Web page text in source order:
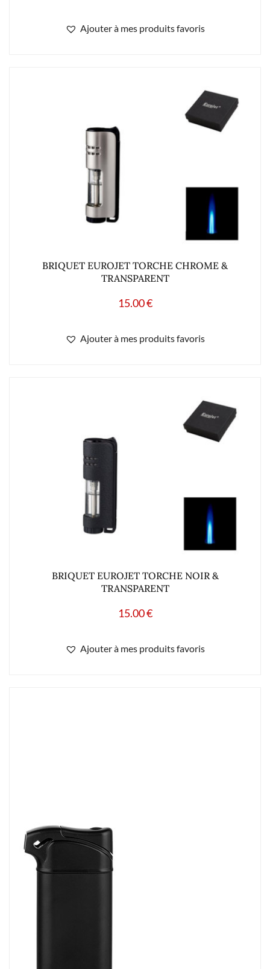
Ajouter à mes produits favoris
BRIQUET EUROJET TORCHE CHROME &
TRANSPARENT
15.00€
Ajouter à mes produits favoris
BRIQUET EUROJET TORCHE NOIR &
TRANSPARENT
15.00€
Ajouter à mes produits favoris